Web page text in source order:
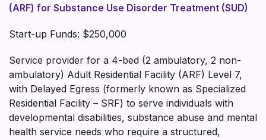
(ARF) for Substance Use Disorder Treatment (SUD)
Start-up Funds: $250,000
Service provider for a 4-bed (2 ambulatory, 2 non-
ambulatory) Adult Residential Facility (ARF) Level 7,
with Delayed Egress (formerly known as Specialized
Residential Facility – SRF) to serve individuals with
developmental disabilities, substance abuse and mental
health service needs who require a structured,